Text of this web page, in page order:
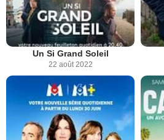
Un Si Grand Soleil
22 août 2022